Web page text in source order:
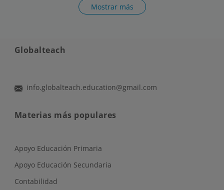
Mostrar más
Globalteach
info.globalteach.education@gmail.com
Materias más populares
Apoyo Educación Primaria
Apoyo Educación Secundaria
Contabilidad